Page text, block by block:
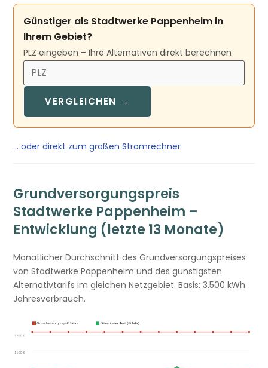
Günstiger als Stadtwerke Pappenheim in
Ihrem Gebiet?
PLZ eingeben – Ihre Alternativen direkt berechnen
VERGLEICHEN →
… oder direkt zum großen Stromrechner
Grundversorgungspreis
Stadtwerke Pappenheim –
Entwicklung (letzte 13 Monate)
Monatlicher Durchschnitt des Grundversorgungspreises
von Stadtwerke Pappenheim und des günstigsten
Alternativtarifs im gleichen Netzgebiet. Basis: 3.500 kWh
Jahresverbrauch.